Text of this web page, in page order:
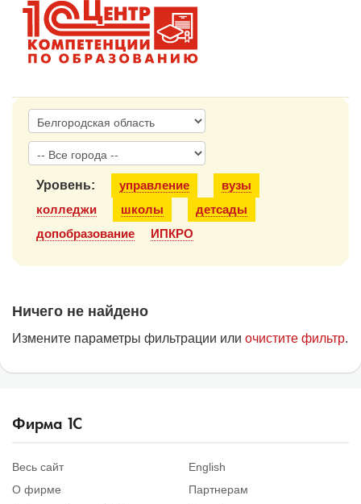
1С:Образование
Образовательные программы
Уровень: управление
вузы
колледжи
школы
детсады
допобразование
ИПКРО
Ничего не найдено
Измените параметры фильтрации или очистите фильтр.
Фирма 1С
Весь сайт
О фирме
English
Партнерам